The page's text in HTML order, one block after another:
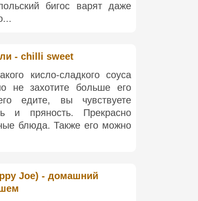
бигос варят даже
- chilli sweet
кисло-сладкого соуса
не захотите больше его
едите, вы чувствуете
и пряность. Прекрасно
блюда. Также его можно
Joe) - домашний